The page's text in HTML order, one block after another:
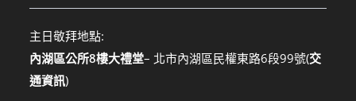
主日敬拜地點:
內湖區公所8樓大禮堂– 北市內湖區民權東路6段99號(交
通資訊)